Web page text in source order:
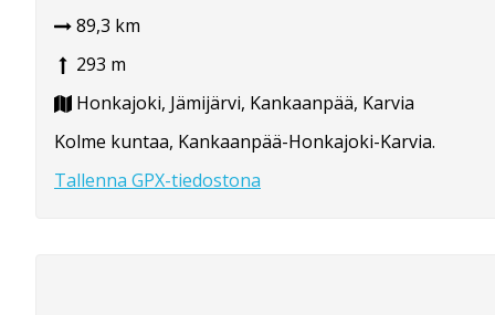
89,3 km
293 m
Honkajoki, Jämijärvi, Kankaanpää, Karvia
Kolme kuntaa, Kankaanpää-Honkajoki-Karvia.
Tallenna GPX-tiedostona